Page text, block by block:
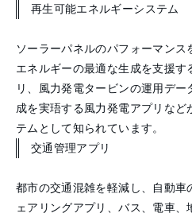
再生可能エネルギーシステム
ソーラーパネルのパフォーマン
エネルギーの最適な生成を支援
リ、風力発電タービンの運用デ
成を実珸する風力発電アプリなど
テムとして知られています。
交通管理アプリ
都市の交通混雑を軽減し、自動車
ェアリングアプリ、バス、電車